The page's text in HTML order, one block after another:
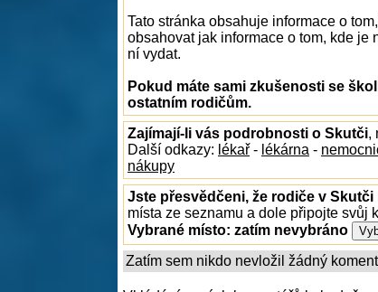
Tato stránka obsahuje informace o
obsahovat jak informace o tom, kde je
ní vydat.
Pokud máte sami zkušenosti se
ostatním rodičům.
Zajímají-li vás podrobnosti o Skutči,
Další odkazy: lékař - lékárna -
nákupy
Jste přesvědčeni, že rodiče v
místa ze seznamu a dole připojte svůj
Vybrané místo: zatím nevybráno
Zatím sem nikdo nevložil žádný